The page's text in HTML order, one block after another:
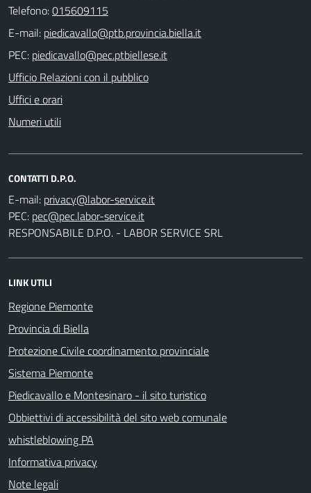
Telefono:015609115
E-mail:
PEC:
Ufficio Relazioni con il pubblico
Uffici e orari
Numeri utili
CONTATTI D.P.O.
E-mail:
PEC:
RESPONSABILE D.P.O. - LABOR SERVICE SRL
LINK UTILI
Regione Piemonte
Provincia di Biella
Protezione Civile coordinamento provinciale
Sistema Piemonte
Piedicavallo e Montesinaro - il sito turistico
Obbiettivi di accessibilità del sito web comunale
whistleblowing PA
Informativa privacy
Note legali